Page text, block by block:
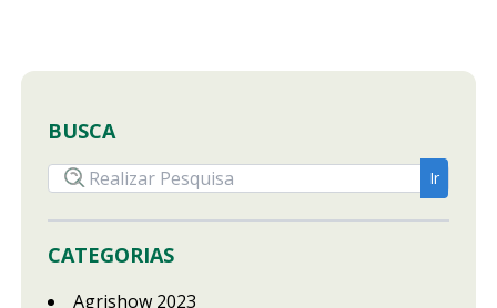
BUSCA
CATEGORIAS
Agrishow 2023